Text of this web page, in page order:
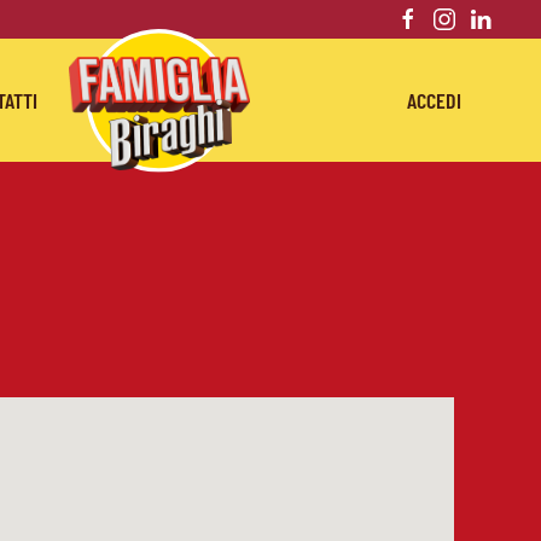
ACCEDI